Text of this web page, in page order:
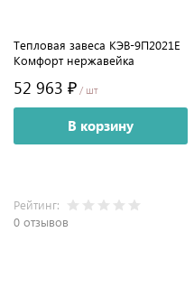
Тепловая завеса КЭВ-9П2021E
Комфорт нержавейка
52 963 ₽ / шт
В корзину
Рейтинг:
0 отзывов